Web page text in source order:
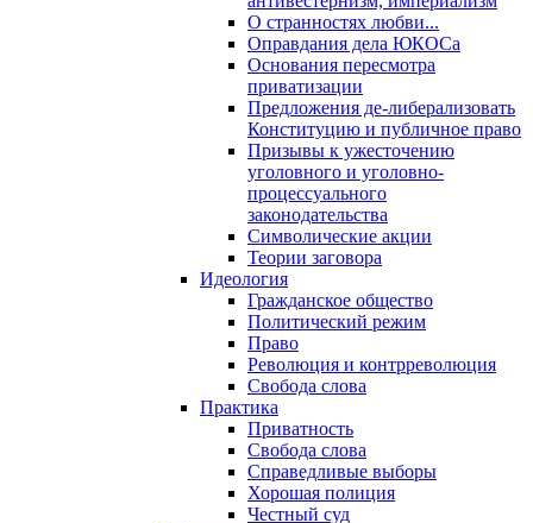
О странностях любви...
Оправдания дела ЮКОСа
Основания пересмотра
приватизации
Предложения де-либерализовать
Конституцию и публичное право
Призывы к ужесточению
уголовного и уголовно-
процессуального
законодательства
Символические акции
Теории заговора
Идеология
Гражданское общество
Политический режим
Право
Революция и контрреволюция
Свобода слова
Практика
Приватность
Свобода слова
Справедливые выборы
Хорошая полиция
Честный суд